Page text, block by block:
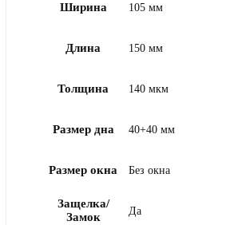
Ширина 105 мм
Длина 150 мм
Толщина 140 мкм
Размер дна 40+40 мм
Размер окна Без окна
Защелка/
Замок
Да